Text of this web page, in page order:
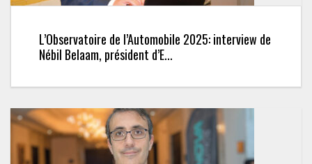
L’Observatoire de l’Automobile 2025: interview de
Nébil Belaam, président d’E...